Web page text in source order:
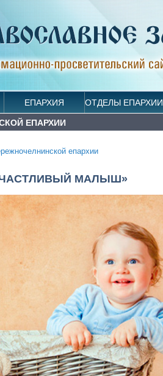
ЕПАРХИЯ ОТДЕЛЫ ЕПАРХИИ
ЕПАРХИИ
епархии
МАЛЫШ»